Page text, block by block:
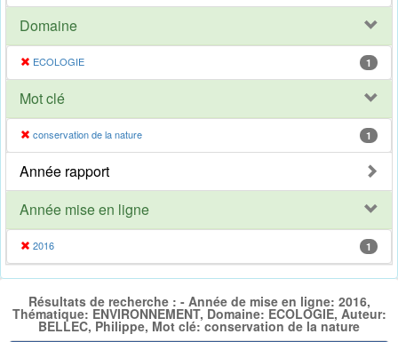
Domaine
ECOLOGIE 1
Mot clé
conservation de la nature 1
Année rapport
Année mise en ligne
2016 1
Résultats de recherche : - Année de mise en ligne: 2016,
Thématique: ENVIRONNEMENT, Domaine: ECOLOGIE, Auteur:
BELLEC, Philippe, Mot clé: conservation de la nature